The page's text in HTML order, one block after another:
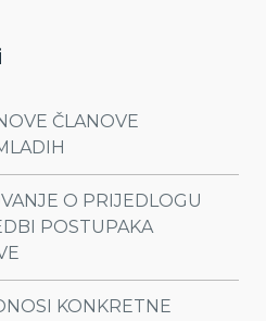
ČLANOVE
O PRIJEDLOGU
POSTUPAKA
KONKRETNE